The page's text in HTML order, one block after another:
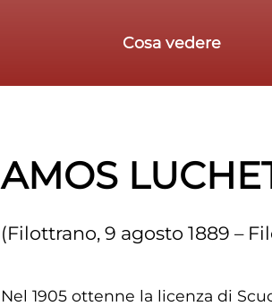
Cosa vedere
AMOS
(Filottrano, 9 agosto 1889 –
Nel 1905 ottenne la licenza di